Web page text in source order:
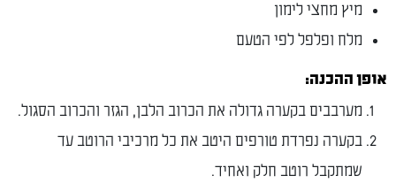
מחצי לימון
ופלפל לפי הטעם
בקערה גדולה את הכרוב הלבן, הגזר והכרוב הסגול.
נפרדת טורפים היטב את כל מרכיבי הרוטב עד
רוטב חלק ואחיד.